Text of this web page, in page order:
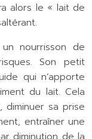
alors le « lait de
nourrisson de
Son petit
qui n’apporte
du lait. Cela
, diminuer sa prise
entraîner une